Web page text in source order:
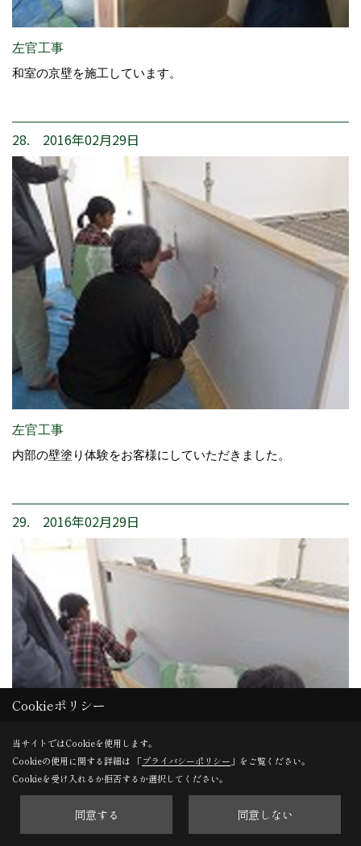
左官工事
和室の京壁を施工しています。
28. 2016年02月29日
左官工事
内部の壁塗り体験をお客様にしていただきました。
29. 2016年02月29日
左官屋さんに指導を受けながら楽しんでいただけました。
Cookieポリシー
当サイトではCookieを使用します。
Cookieの使用に関する詳細は 「プライバシーポリシー 」をご覧ください。
Cookieを受け入れるか拒否するか選択してください。
同意する 同意しない